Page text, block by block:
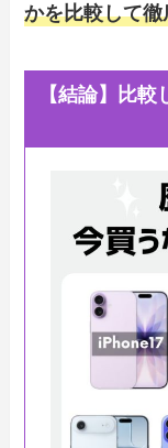
かを比較して
【結論】比